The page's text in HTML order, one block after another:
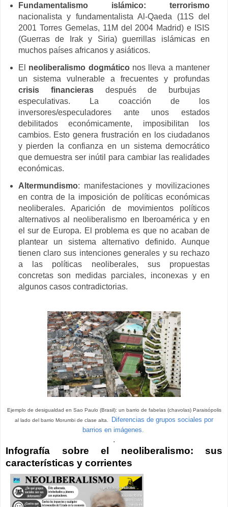
Fundamentalismo islámico: terrorismo
nacionalista y fundamentalista Al-Qaeda (11S del
2001 Torres Gemelas, 11M del 2004 Madrid) e ISIS
(Guerras de Irak y Siria) guerrillas islámicas en
muchos países africanos y asiáticos.
El neoliberalismo dogmático nos lleva a mantener
un sistema vulnerable a frecuentes y profundas
crisis financierasdespués de burbujas
especulativas. La coacción de los
inversores/especuladores ante unos estados
debilitados económicamente, imposibilitan los
cambios. Esto genera frustración en los ciudadanos
y pierden la confianza en un sistema democrático
que demuestra ser inútil para cambiar las realidades
económicas.
Altermundismo: manifestaciones y movilizaciones
en contra de la imposición de políticas económicas
neoliberales. Aparición de movimientos políticos
alternativos al neoliberalismo en Iberoamérica y en
el sur de Europa. El problema es que no acaban de
plantear un sistema alternativo definido. Aunque
tienen claro sus intenciones generales y su rechazo
a las políticas neoliberales, sus propuestas
concretas son medidas parciales, inconexas y en
algunos casos contradictorias.
Ejemplo de desigualdad en Sao Paulo (Brasil): un barrio de fabelas (chavolas) Paraisópolis
al lado del barrio Morumbi de clase alta. Diferencias de grupos sociales por
barrios en imágenes.
.
Infografía sobre el neoliberalismo: sus
características y corrientes